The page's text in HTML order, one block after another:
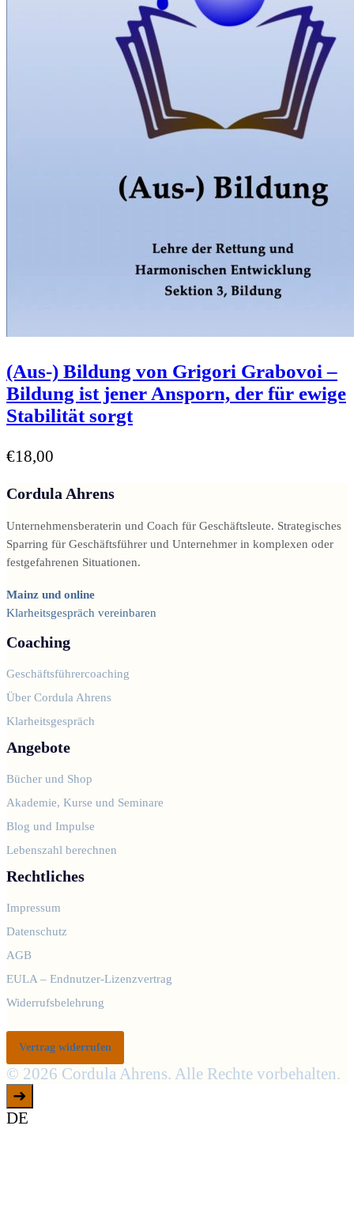
(Aus-) Bildung von Grigori Grabovoi –
Bildung ist jener Ansporn, der für ewige
Stabilität sorgt
€18,00
Cordula Ahrens
Unternehmensberaterin und Coach für Geschäftsleute. Strategisches
Sparring für Geschäftsführer und Unternehmer in komplexen oder
festgefahrenen Situationen.
Mainz und online
Klarheitsgespräch vereinbaren
Coaching
Geschäftsführercoaching
Über Cordula Ahrens
Klarheitsgespräch
Angebote
Bücher und Shop
Akademie, Kurse und Seminare
Blog und Impulse
Lebenszahl berechnen
Rechtliches
Impressum
Datenschutz
AGB
EULA – Endnutzer-Lizenzvertrag
Widerrufsbelehrung
Vertrag widerrufen
© 2026 Cordula Ahrens. Alle Rechte vorbehalten.
➜
DE